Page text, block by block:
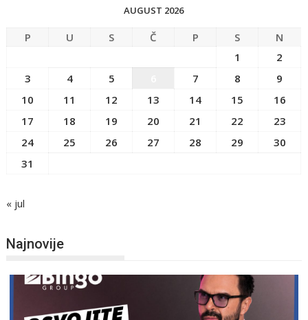
AUGUST 2026
P U S Č P S
N
1
2
3
4 5 7 8
9
10
11 12 13 14 15
16
17
18 19 20 21 22
23
24
25 26 27 28 29
30
31
« jul
Najnovije